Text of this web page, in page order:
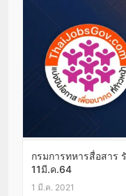
กรมการทหารสื่อสาร
11มี.ค.64
1 มี.ค. 2021